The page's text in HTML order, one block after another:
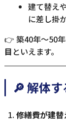
建て替え
に差し掛
👉 築40年〜50年
目 といえます。
🔎 解体
修繕費が建